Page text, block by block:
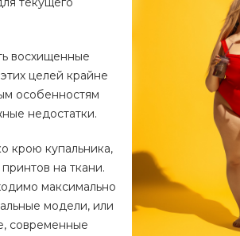
8
г.
восхищенные
целей крайне
особенностям
недостатки.
крою купальника,
на ткани.
максимально
модели, или
современные